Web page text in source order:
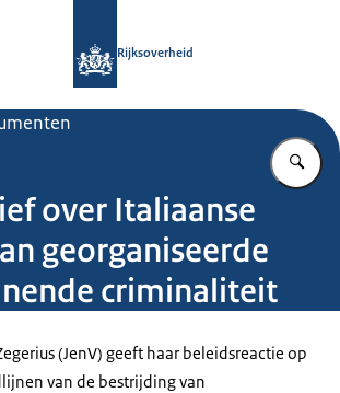
Rijksoverheid
over Italiaanse
georganiseerde
criminaliteit
(JenV) geeft haar beleidsreactie op
van de bestrijding van